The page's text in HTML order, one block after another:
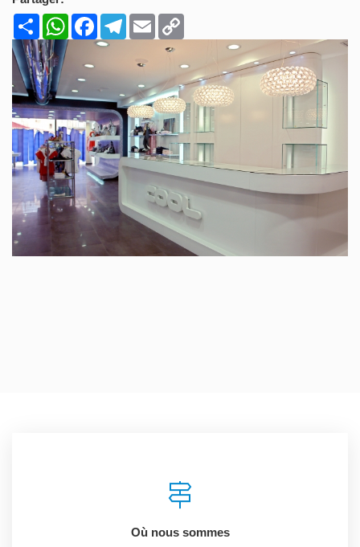
ShareWhatsAppFacebookTelegram
Email
Où nous sommes